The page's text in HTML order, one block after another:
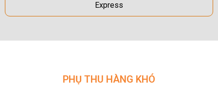
Express
PHỤ THU HÀNG KHÓ